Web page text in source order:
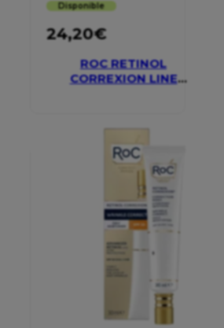
Disponible
24,20€
ROC RETINOL
CORREXION LINE